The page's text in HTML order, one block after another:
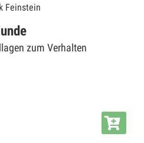
Feinstein
zum Verhalten